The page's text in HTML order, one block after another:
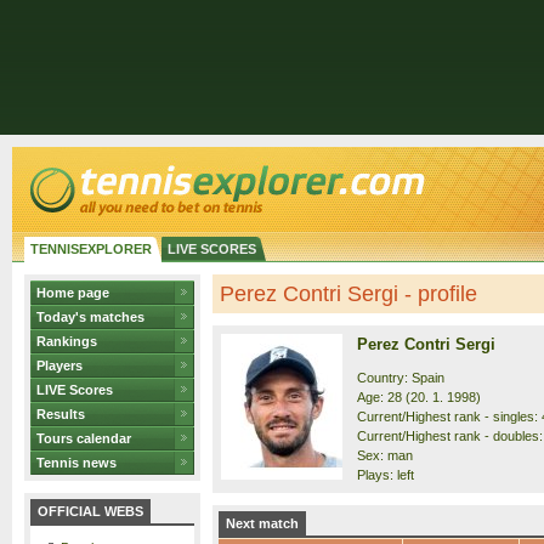
TENNISEXPLORER LIVE SCORES
Home page
Today's matches
Rankings
Players
LIVE Scores
Results
Tours calendar
Tennis news
OFFICIAL WEBS
Perez Contri Sergi - profile
Perez Contri Sergi
Country: Spain
Age: 28 (20. 1. 1998)
Current/Highest rank - singles:
Current/Highest rank -
Sex: man
Plays: left
Next match